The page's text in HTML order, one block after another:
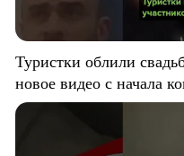
Туристки облили
новое видео с начала